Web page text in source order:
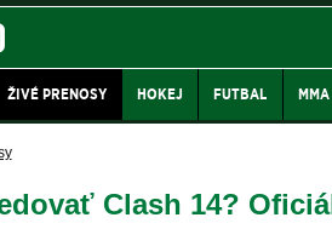
ŽIVÉ PRENOSY HOKEJ FUTBAL MMA
Clash 14?